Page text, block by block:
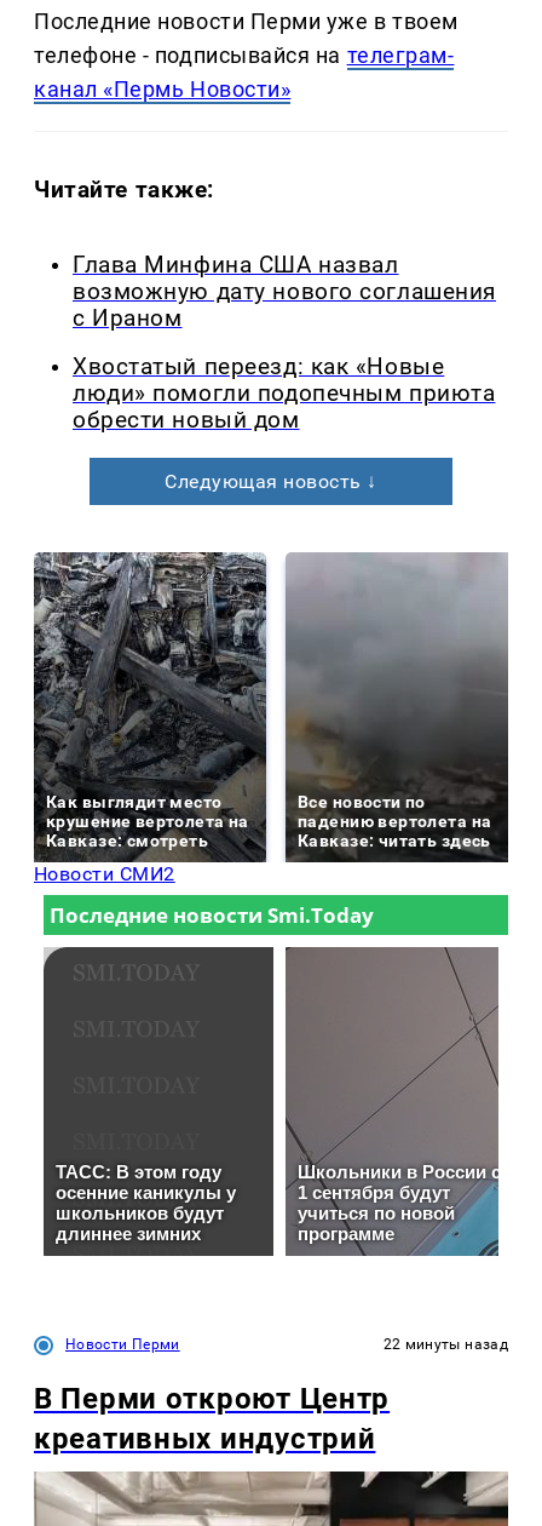
Последние новости Перми уже в твоем
телефоне - подписывайся на телеграм-
канал «Пермь Новости»
Читайте также:
Глава Минфина США назвал
возможную дату нового соглашения
с Ираном
Хвостатый переезд: как «Новые
люди» помогли подопечным приюта
обрести новый дом
Следующая новость ↓
Как выглядит место
крушение вертолета на
Кавказе: смотреть
Все новости по
падению вертолета на
Кавказе: читать здесь
Новости СМИ2
Новости Перми 22 минуты назад
В Перми откроют Центр
креативных индустрий